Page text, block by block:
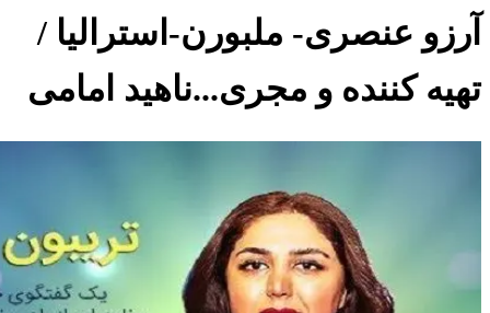
آرزو عنصری- ملبورن-استرالیا /
تهیه کننده و مجری...ناهید امامی